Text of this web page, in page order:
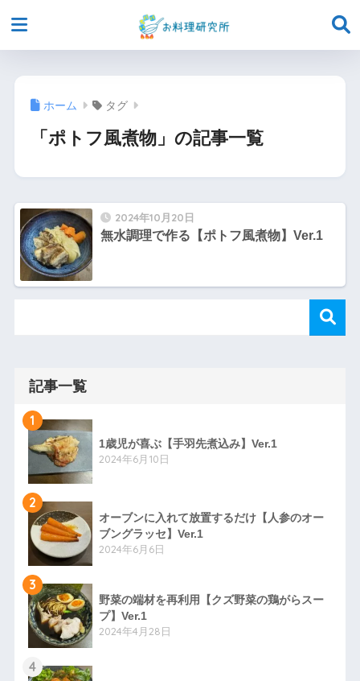
ホーム タグ
「ポトフ風煮物」の記事一覧
2024年10月20日
無水調理で作る【ポトフ風煮物】Ver.1
記事一覧
1
1歳児が喜ぶ【手羽先煮込み】Ver.1
2024年6月10日
2
オーブンに入れて放置するだけ【人参のオー
ブングラッセ】Ver.1
2024年6月6日
3
野菜の端材を再利用【クズ野菜の鶏がらスー
プ】Ver.1
2024年4月28日
4